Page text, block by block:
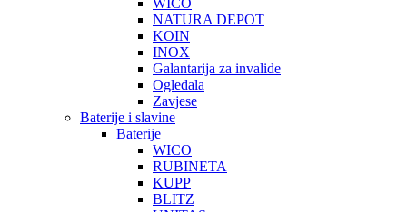
WICO
NATURA DEPOT
KOIN
INOX
Galantarija za invalide
Ogledala
Zavjese
Baterije i slavine
Baterije
WICO
RUBINETA
KUPP
BLITZ